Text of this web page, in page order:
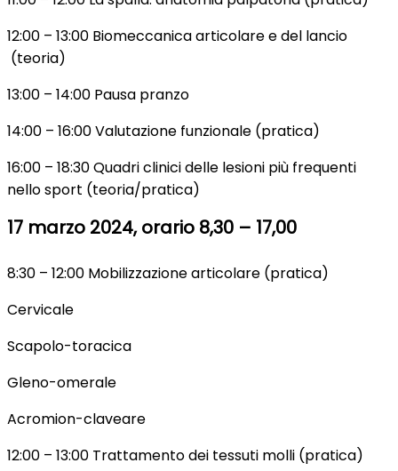
12:00 – 13:00 Biomeccanica articolare e del lancio
(teoria)
13:00 – 14:00 Pausa pranzo
14:00 – 16:00 Valutazione funzionale (pratica)
16:00 – 18:30 Quadri clinici delle lesioni più frequenti
nello sport (teoria/pratica)
17 marzo 2024, orario 8,30 – 17,00
8:30 – 12:00 Mobilizzazione articolare (pratica)
Cervicale
Scapolo-toracica
Gleno-omerale
Acromion-claveare
12:00 – 13:00 Trattamento dei tessuti molli (pratica)